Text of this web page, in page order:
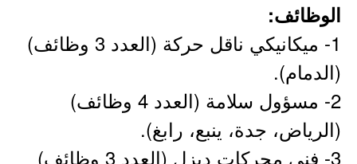
الوظائف:
1- ميكانيكي ناقل حركة (العدد 3 وظائف)
(الدمام).
2- مسؤول سلامة (العدد 4 وظائف)
(الرياض، جدة، ينبع، رابغ).
3- فني محركات ديزل (العدد 3 وظائف)